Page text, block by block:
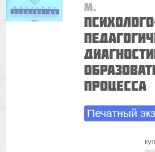
М.
процесса
Печатный